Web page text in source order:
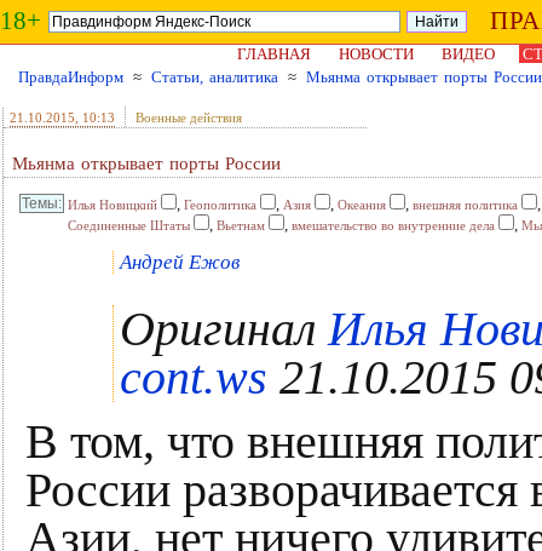
18+
ГЛАВНАЯ НОВОСТИ ВИДЕО
ПравдаИнформ ≈ Статьи, аналитика ≈ Мьянма открывает порты России
21.10.2015 , 10:13 Военные действия
Мьянма открывает порты России
Илья Новицкий , Геополитика , Азия , Океания , внешняя политика
Соединенные Штаты , Вьетнам , вмешательство во внутренние дела ,
Андрей Ежов
ОригиналИлья
cont.ws 21.10.2015
В том, что внешняя
России разворачивается
Азии, нет ничего